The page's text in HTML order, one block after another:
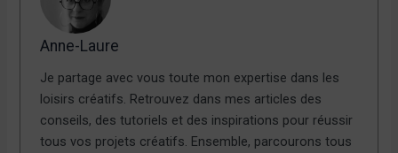
Anne-Laure
Je partage avec vous toute mon expertise dans les
loisirs créatifs. Retrouvez dans mes articles des
conseils, des tutoriels et des inspirations pour réussir
tous vos projets créatifs. Ensemble, parcourons tous